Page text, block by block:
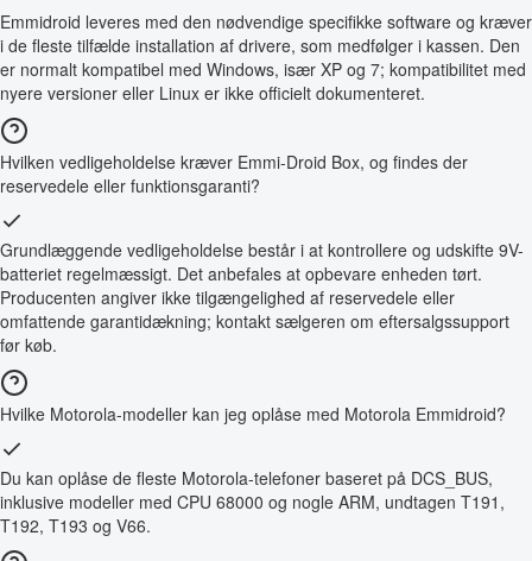
Emmidroid leveres med den nødvendige specifikke software og kræver
i de fleste tilfælde installation af drivere, som medfølger i kassen. Den
er normalt kompatibel med Windows, især XP og 7; kompatibilitet med
nyere versioner eller Linux er ikke officielt dokumenteret.
Hvilken vedligeholdelse kræver Emmi-Droid Box, og findes der
reservedele eller funktionsgaranti?
Grundlæggende vedligeholdelse består i at kontrollere og udskifte 9V-
batteriet regelmæssigt. Det anbefales at opbevare enheden tørt.
Producenten angiver ikke tilgængelighed af reservedele eller
omfattende garantidækning; kontakt sælgeren om eftersalgssupport
før køb.
Hvilke Motorola-modeller kan jeg oplåse med Motorola Emmidroid?
Du kan oplåse de fleste Motorola-telefoner baseret på DCS_BUS,
inklusive modeller med CPU 68000 og nogle ARM, undtagen T191,
T192, T193 og V66.